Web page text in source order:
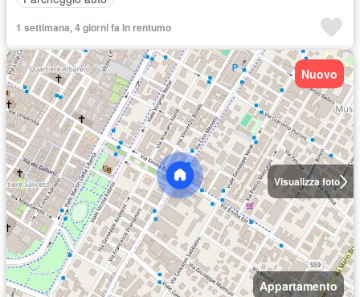
1 settimana, 4 giorni fa in rentumo
Visualizza foto
Nuovo
Appartamento